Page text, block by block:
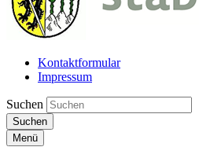
Kontaktformular
Impressum
Suchen
Suchen
Menü